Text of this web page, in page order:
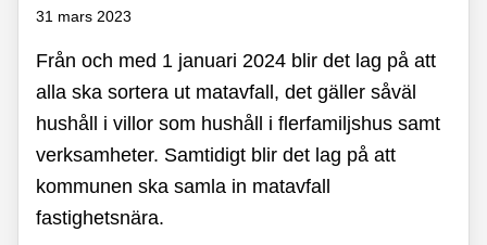
31 mars 2023
Från och med 1 januari 2024 blir det lag på att
alla ska sortera ut matavfall, det gäller såväl
hushåll i villor som hushåll i flerfamiljshus samt
verksamheter. Samtidigt blir det lag på att
kommunen ska samla in matavfall
fastighetsnära.